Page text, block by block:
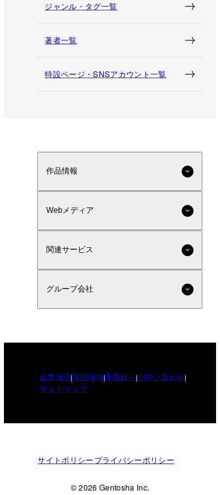
ジャンル・タグ一覧
著者一覧
特設ページ・SNSアカウント一覧
作品情報
Webメディア
関連サービス
グループ会社
企業情報採用情報書店様へお問い合わせ
サイトマップ
サイトポリシープライバシーポリシー
© 2026 Gentosha Inc.